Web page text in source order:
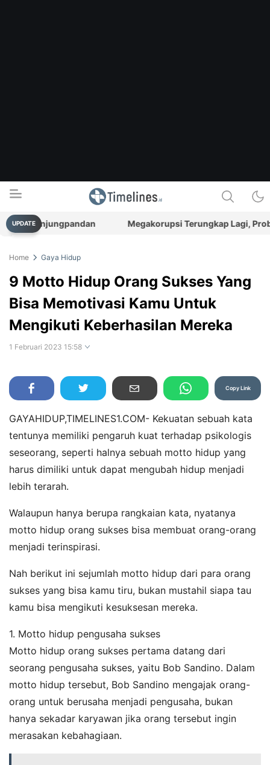
Timelines.id
Media Literasi, Sejarah & Budaya
UPDATE
Tanjungpandan Megakorupsi Terungkap Lagi,
Home Gaya Hidup
9 Motto Hidup Orang Sukses Yang
Bisa Memotivasi Kamu Untuk
Mengikuti Keberhasilan Mereka
1 Februari 2023 15:58
Perbesar
Copy Link
GAYAHIDUP,TIMELINES1.COM- Kekuatan sebuah kata
tentunya memiliki pengaruh kuat terhadap psikologis
seseorang, seperti halnya sebuah motto hidup yang
harus dimiliki untuk dapat mengubah hidup menjadi
lebih terarah.
Walaupun hanya berupa rangkaian kata, nyatanya
motto hidup orang sukses bisa membuat orang-orang
menjadi terinspirasi.
Nah berikut ini sejumlah motto hidup dari para orang
sukses yang bisa kamu tiru, bukan mustahil siapa tau
kamu bisa mengikuti kesuksesan mereka.
1. Motto hidup pengusaha sukses
Motto hidup orang sukses pertama datang dari
seorang pengusaha sukses, yaitu Bob Sandino. Dalam
motto hidup tersebut, Bob Sandino mengajak orang-
orang untuk berusaha menjadi pengusaha, bukan
hanya sekadar karyawan jika orang tersebut ingin
merasakan kebahagiaan.